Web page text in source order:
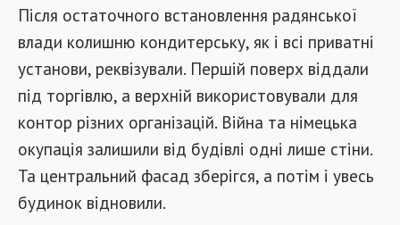
Після остаточного встановлення радянської
влади колишню кондитерську, як і всі приватні
установи, реквізували. Першій поверх віддали
під торгівлю, а верхній використовували для
контор різних організацій. Війна та німецька
окупація залишили від будівлі одні лише стіни.
Та центральний фасад зберігся, а потім і увесь
будинок відновили.